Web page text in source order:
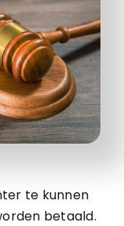
te kunnen
betaald.